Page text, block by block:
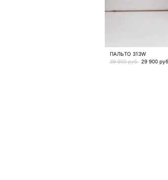
ПАЛЬТО 313W
39 900 руб. 29 900